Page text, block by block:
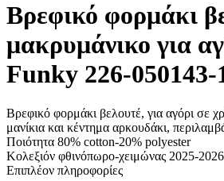
Βρεφικό φορμάκι
μακρυμάνικο για
Funky 226-050143-
Βρεφικό φορμάκι βελουτέ, για αγόρι σε
μανίκια και κέντημα αρκουδάκι,
Ποιότητα 80% cotton-20% polyester
Κολεξιόν φθινόπωρο-χειμώνας 2025-2026
Επιπλέον πληροφορίες